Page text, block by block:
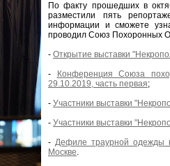
По факту прошедших в
разместили пять
информации и сможете
проводил Союз Похоронных
- Открытие выставки
-
Конференция Союза
29.10.2019, часть первая;
- Участники выставки
- Участники выставки
- Дефиле траурной одежды
Москве.